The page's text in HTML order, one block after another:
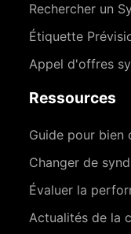
Rechercher un
Étiquette
Appel d'offres
Ressources
Guide pour bien
Changer de
Évaluer la
Actualités de la